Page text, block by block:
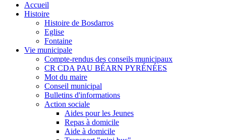
Accueil
Histoire
Histoire de Bosdarros
Eglise
Fontaine
Vie municipale
Compte-rendus des conseils municipaux
CR CDA PAU BÉARN PYRÉNÉES
Mot du maire
Conseil municipal
Bulletins d'informations
Action sociale
Aides pour les Jeunes
Repas à domicile
Aide à domicile